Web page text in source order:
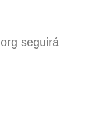
seguirá